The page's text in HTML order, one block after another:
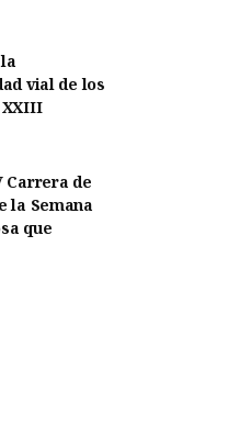
vial de los
XXIII
Carrera de
la Semana
que